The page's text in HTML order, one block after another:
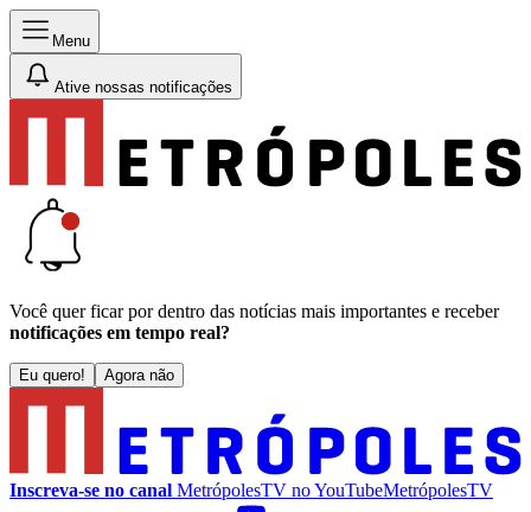
Menu
Ative nossas notificações
Você quer ficar por dentro das notícias mais importantes e receber
notificações em tempo real?
Eu quero! Agora não
Inscreva-se no canal MetrópolesTV noYouTubeMetrópolesTV